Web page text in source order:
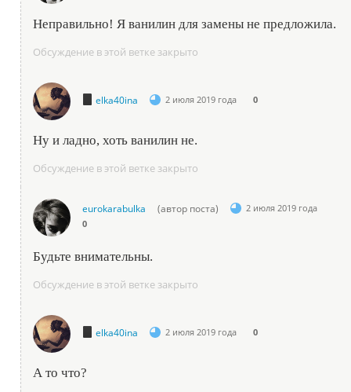
Неправильно! Я ванилин для замены не предложила.
Обсуждение в этой ветке закрыто
elka40ina 2 июля 2019 года 0
Ну и ладно, хоть ванилин не.
Обсуждение в этой ветке закрыто
eurokarabulka (автор поста)
2 июля 2019 года
0
Будьте внимательны.
Обсуждение в этой ветке закрыто
elka40ina 2 июля 2019 года 0
А то что?